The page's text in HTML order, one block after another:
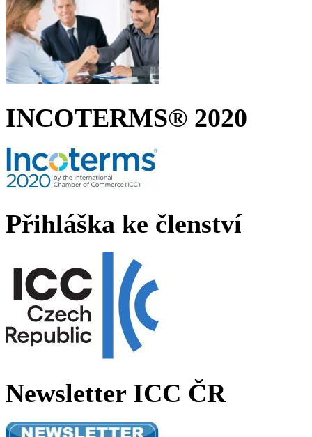
INCOTERMS® 2020
Přihláška ke členství
Newsletter ICC ČR